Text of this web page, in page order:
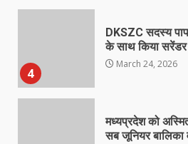
4
DKSZC सदस्य
के साथ किया सरेंडर
March 24, 2026
मध्यप्रदेश को
सब जूनियर बालिका